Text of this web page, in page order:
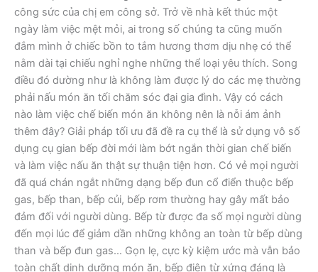
công sức của chị em công sở. Trở về nhà kết thúc một
ngày làm việc mệt mỏi, ai trong số chúng ta cũng muốn
đắm mình ở chiếc bồn to tắm hương thơm dịu nhẹ có thể
nằm dài tại chiếu nghỉ nghe những thể loại yêu thích. Song
điều đó dường như là không làm được lý do các mẹ thường
phải nấu món ăn tối chăm sóc đại gia đình. Vậy có cách
nào làm việc chế biến món ăn không nên là nỗi ám ảnh
thêm đây? Giải pháp tối ưu đã đề ra cụ thể là sử dụng vô số
dụng cụ gian bếp đời mới làm bớt ngắn thời gian chế biến
và làm việc nấu ăn thật sự thuận tiện hơn. Có vẻ mọi người
đã quá chán ngắt những dạng bếp đun cổ điển thuộc bếp
gas, bếp than, bếp củi, bếp rơm thường hay gây mất bảo
đảm đối với người dùng. Bếp từ được đa số mọi người dùng
đến mọi lúc để giảm dần những không an toàn từ bếp dùng
than và bếp đun gas… Gọn lẹ, cực kỳ kiệm ước mà vẫn bảo
toàn chất dinh dưỡng món ăn, bếp điện từ xứng đáng là